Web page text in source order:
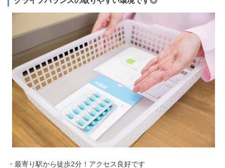
・最寄り駅から徒歩2分！アクセス良好です
転職支援サービスに申し込む